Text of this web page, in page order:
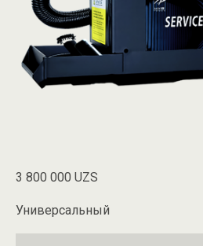
3 800 000 UZS
Универсальный